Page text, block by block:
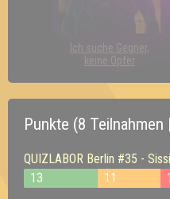
Ich suche Gegner,
keine Opfer
Punkte (8 Teilnahmen
QUIZLABOR Berlin #35 -
13
11